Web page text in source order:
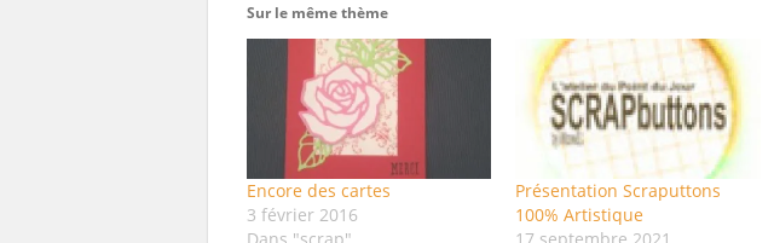
Sur le même thème
Encore des cartes
3 février 2016
Dans "scrap"
Présentation Scraputtons
100% Artistique
17 septembre 2021